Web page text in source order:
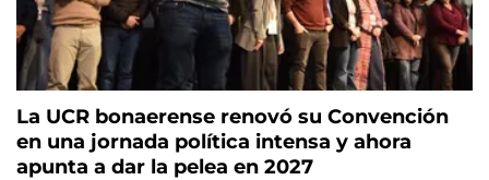
La UCR bonaerense renovó su Convención
en una jornada política intensa y ahora
apunta a dar la pelea en 2027